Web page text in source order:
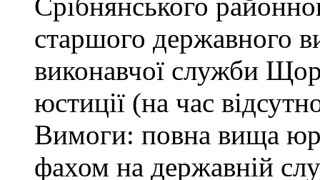
старшого державного
виконавчої служби
юстиції (на час
Вимоги: повна вища
фахом на державній